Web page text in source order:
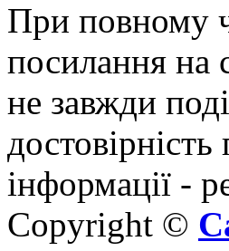
При повному
посилання на
не завжди
достовірність
інформації -
Copyright ©